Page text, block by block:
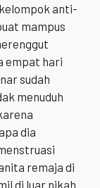
anti-
mampus
empat hari
sudah
menuduh
dia
remaja di
di luar nikah.